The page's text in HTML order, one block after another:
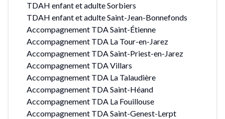
TDAH enfant et adulte Sorbiers
TDAH enfant et adulte Saint-Jean-Bonnefonds
Accompagnement TDA Saint-Étienne
Accompagnement TDA La Tour-en-Jarez
Accompagnement TDA Saint-Priest-en-Jarez
Accompagnement TDA Villars
Accompagnement TDA La Talaudière
Accompagnement TDA Saint-Héand
Accompagnement TDA La Fouillouse
Accompagnement TDA Saint-Genest-Lerpt